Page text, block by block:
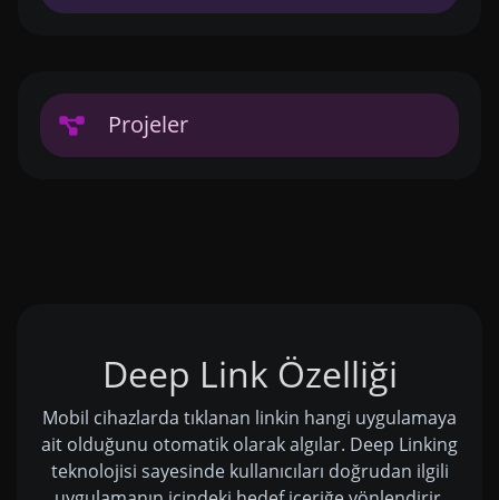
Projeler
Deep Link Özelliği
Mobil cihazlarda tıklanan linkin hangi uygulamaya
ait olduğunu otomatik olarak algılar. Deep Linking
teknolojisi sayesinde kullanıcıları doğrudan ilgili